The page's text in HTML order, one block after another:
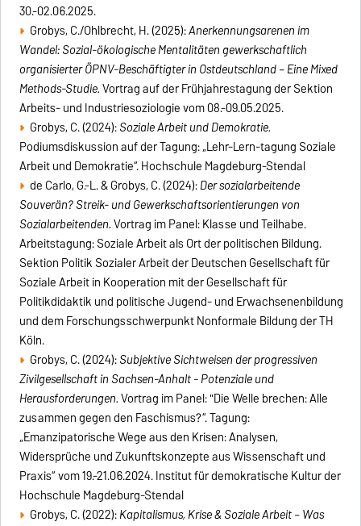
30.-02.06.2025.
Grobys, C./Ohlbrecht, H. (2025):Anerkennungsarenen im
Wandel: Sozial-ökologische Mentalitäten gewerkschaftlich
organisierter ÖPNV-Beschäftigter in Ostdeutschland – Eine Mixed
Methods-Studie.Vortrag auf der Frühjahrestagung der Sektion
Arbeits- und Industriesoziologie vom 08.-09.05.2025.
Grobys, C. (2024):Soziale Arbeit und Demokratie.
Podiumsdiskussion auf der Tagung: „Lehr-Lern-tagung Soziale
Arbeit und Demokratie“. Hochschule Magdeburg-Stendal
de Carlo, G.-L. & Grobys, C. (2024):Der sozialarbeitende
Souverän? Streik- und Gewerkschaftsorientierungen von
Sozialarbeitenden.Vortrag im Panel: Klasse und Teilhabe.
Arbeitstagung: Soziale Arbeit als Ort der politischen Bildung.
Sektion Politik Sozialer Arbeit der Deutschen Gesellschaft für
Soziale Arbeit in Kooperation mit der Gesellschaft für
Politikdidaktik und politische Jugend- und Erwachsenenbildung
und dem Forschungsschwerpunkt Nonformale Bildung der TH
Köln.
Grobys, C. (2024):Subjektive Sichtweisen der progressiven
Zivilgesellschaft in Sachsen-Anhalt - Potenziale und
Herausforderungen.Vortrag im Panel: "Die Welle brechen: Alle
zusammen gegen den Faschismus?“. Tagung:
„Emanzipatorische Wege aus den Krisen: Analysen,
Widersprüche und Zukunftskonzepte aus Wissenschaft und
Praxis“ vom 19.-21.06.2024. Institut für demokratische Kultur der
Hochschule Magdeburg-Stendal
Grobys, C. (2022):Kapitalismus, Krise & Soziale Arbeit – Was